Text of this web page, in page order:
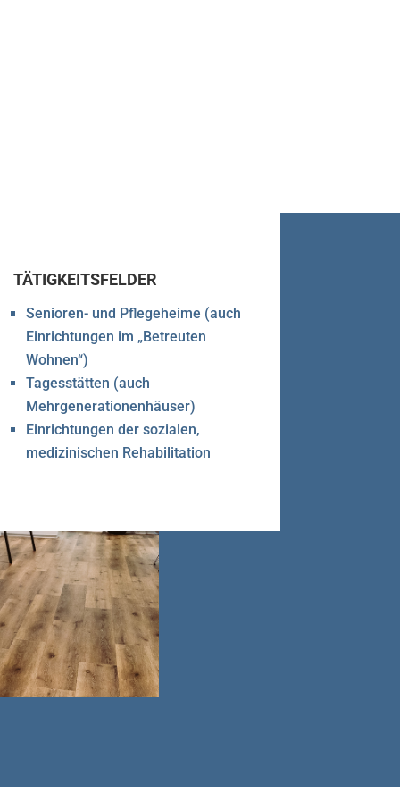
TÄTIGKEITSFELDER
Senioren- und Pflegeheime (auch
Einrichtungen im „Betreuten
Wohnen“)
Tagesstätten (auch
Mehrgenerationenhäuser)
Einrichtungen der sozialen,
medizinischen Rehabilitation